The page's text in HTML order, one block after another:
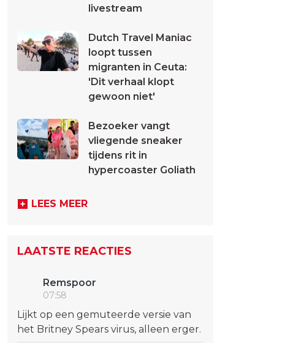
livestream
Dutch Travel Maniac
loopt tussen
migranten in Ceuta:
'Dit verhaal klopt
gewoon niet'
Bezoeker vangt
vliegende sneaker
tijdens rit in
hypercoaster Goliath
LEES MEER
LAATSTE REACTIES
Remspoor
07:58
Lijkt op een gemuteerde versie van
het Britney Spears virus, alleen erger.